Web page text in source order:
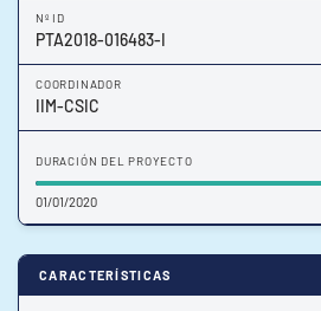
Nº ID
PTA2018-016483-I
COORDINADOR
IIM-CSIC
DURACIÓN DEL PROYECTO
01/01/2020
CARACTERÍSTICAS